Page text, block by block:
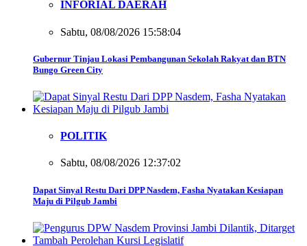
INFORIAL DAERAH
Sabtu, 08/08/2026 15:58:04
Gubernur Tinjau Lokasi Pembangunan Sekolah Rakyat dan BTN
Bungo Green City
POLITIK
Sabtu, 08/08/2026 12:37:02
Dapat Sinyal Restu Dari DPP Nasdem, Fasha Nyatakan Kesiapan
Maju di Pilgub Jambi